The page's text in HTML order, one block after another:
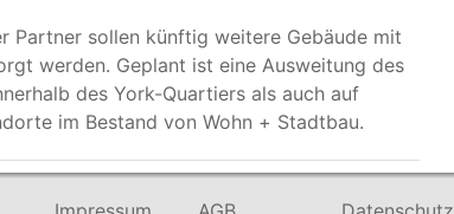
Partner sollen künftig weitere Gebäude mit
werden. Geplant ist eine Ausweitung des
des York-Quartiers als auch auf
im Bestand von Wohn + Stadtbau.